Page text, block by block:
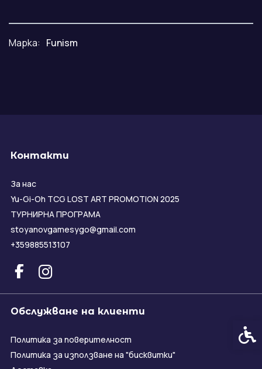
Марка: Funism
Контакти
За нас
Yu-Gi-Oh TCG LOST ART PROMOTION 2025
ТУРНИРНА ПРОГРАМА
stoyanovgamesygo@gmail.com
+359885513107
Обслужване на клиенти
Политика за поверителност
Политика за използване на "бисквитки"